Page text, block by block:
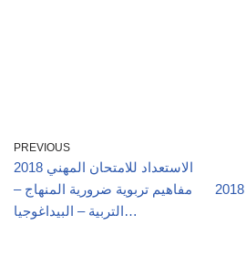
PREVIOUS
الاستعداد للامتحان المهني 2018
مفاهيم تربوية ضرورية المنهاج –
التربية – البيداغوجيا…